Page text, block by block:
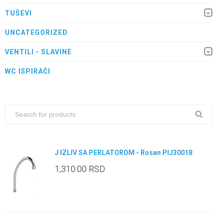
TUŠEVI
UNCATEGORIZED
VENTILI - SLAVINE
WC ISPIRAČI
J IZLIV SA PERLATOROM - Rosan PIJ30018
1,310.00 RSD